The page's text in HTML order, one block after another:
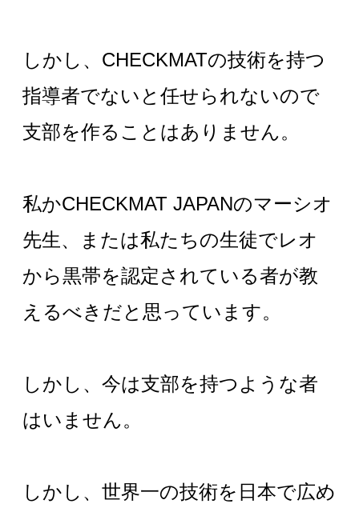
しかし、CHECKMATの技術を持つ
指導者でないと任せられないので
支部を作ることはありません。
私かCHECKMAT JAPANのマーシオ
先生、または私たちの生徒でレオ
から黒帯を認定されている者が教
えるべきだと思っています。
しかし、今は支部を持つような者
はいません。
しかし、世界一の技術を日本で広め